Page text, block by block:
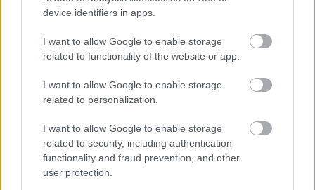
device identifiers in apps.
I want to allow Google to enable storage
related to functionality of the website or app.
I want to allow Google to enable storage
related to personalization.
I want to allow Google to enable storage
related to security, including authentication
functionality and fraud prevention, and other
user protection.
Καθώς η ημέρα της συνάντησης Τραμπ-
πλησιάζει, τα βλέμματα της διεθνούς κοινότητας
είναι στραμμένα στην Αλάσκα. Πολλοί
αναρωτιούνται αν τελικά ο Αμερικανός πρόεδρος
σκοπεύει να θέσει τα θέματα αυτά στο τραπέζι ή